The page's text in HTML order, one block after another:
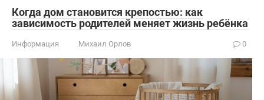
Когда дом становится крепостью: как
зависимость родителей меняет жизнь ребёнка
Информация Михаил Орлов 0